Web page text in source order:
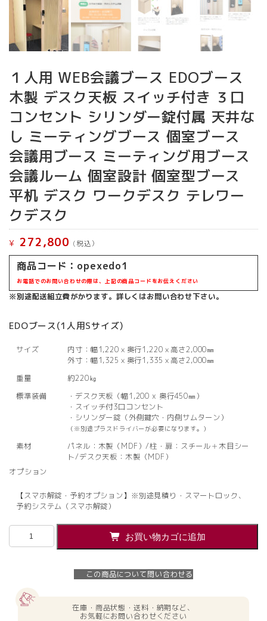
１人用 WEB会議ブース EDOブース
木製 デスク天板 スイッチ付き ３口
コンセント シリンダー錠付属 天井な
し ミーティングブース 個室ブース
会議用ブース ミーティング用ブース
会議ルーム 個室設計 個室型ブース
平机 デスク ワークデスク テレワー
クデスク
¥ 272,800 (税込）
商品コード：opexedo1
お電話でのお問い合わせの際は、上記の商品コードをお伝えください
※別途配送組立費がかります。詳しくはお問い合わせ下さい。
EDOブース(1人用Sサイズ)
サイズ
内寸：幅1,220ｘ奥行1,220ｘ高さ2,000㎜
外寸：幅1,325ｘ奥行1,335ｘ高さ2,000㎜
重量
約220㎏
標準装備
・デスク天板（幅1,200 x 奥行450㎜）
・スイッチ付3口コンセント
・シリンダー錠（外側鍵穴・内側サムターン）
（※別途プラスドライバーが必要になります。）
素材
パネル：木製（MDF）/柱・扉：スチール＋木目シー
ト/デスク天板：木製（MDF）
オプション
【スマホ解錠・予約オプション】※別途見積り・スマートロック、
予約システム（スマホ解錠）
１
お買い物カゴに追加
この商品について問い合わせる
在庫・商品状態・送料・納期など、
お気軽にお問い合わせください